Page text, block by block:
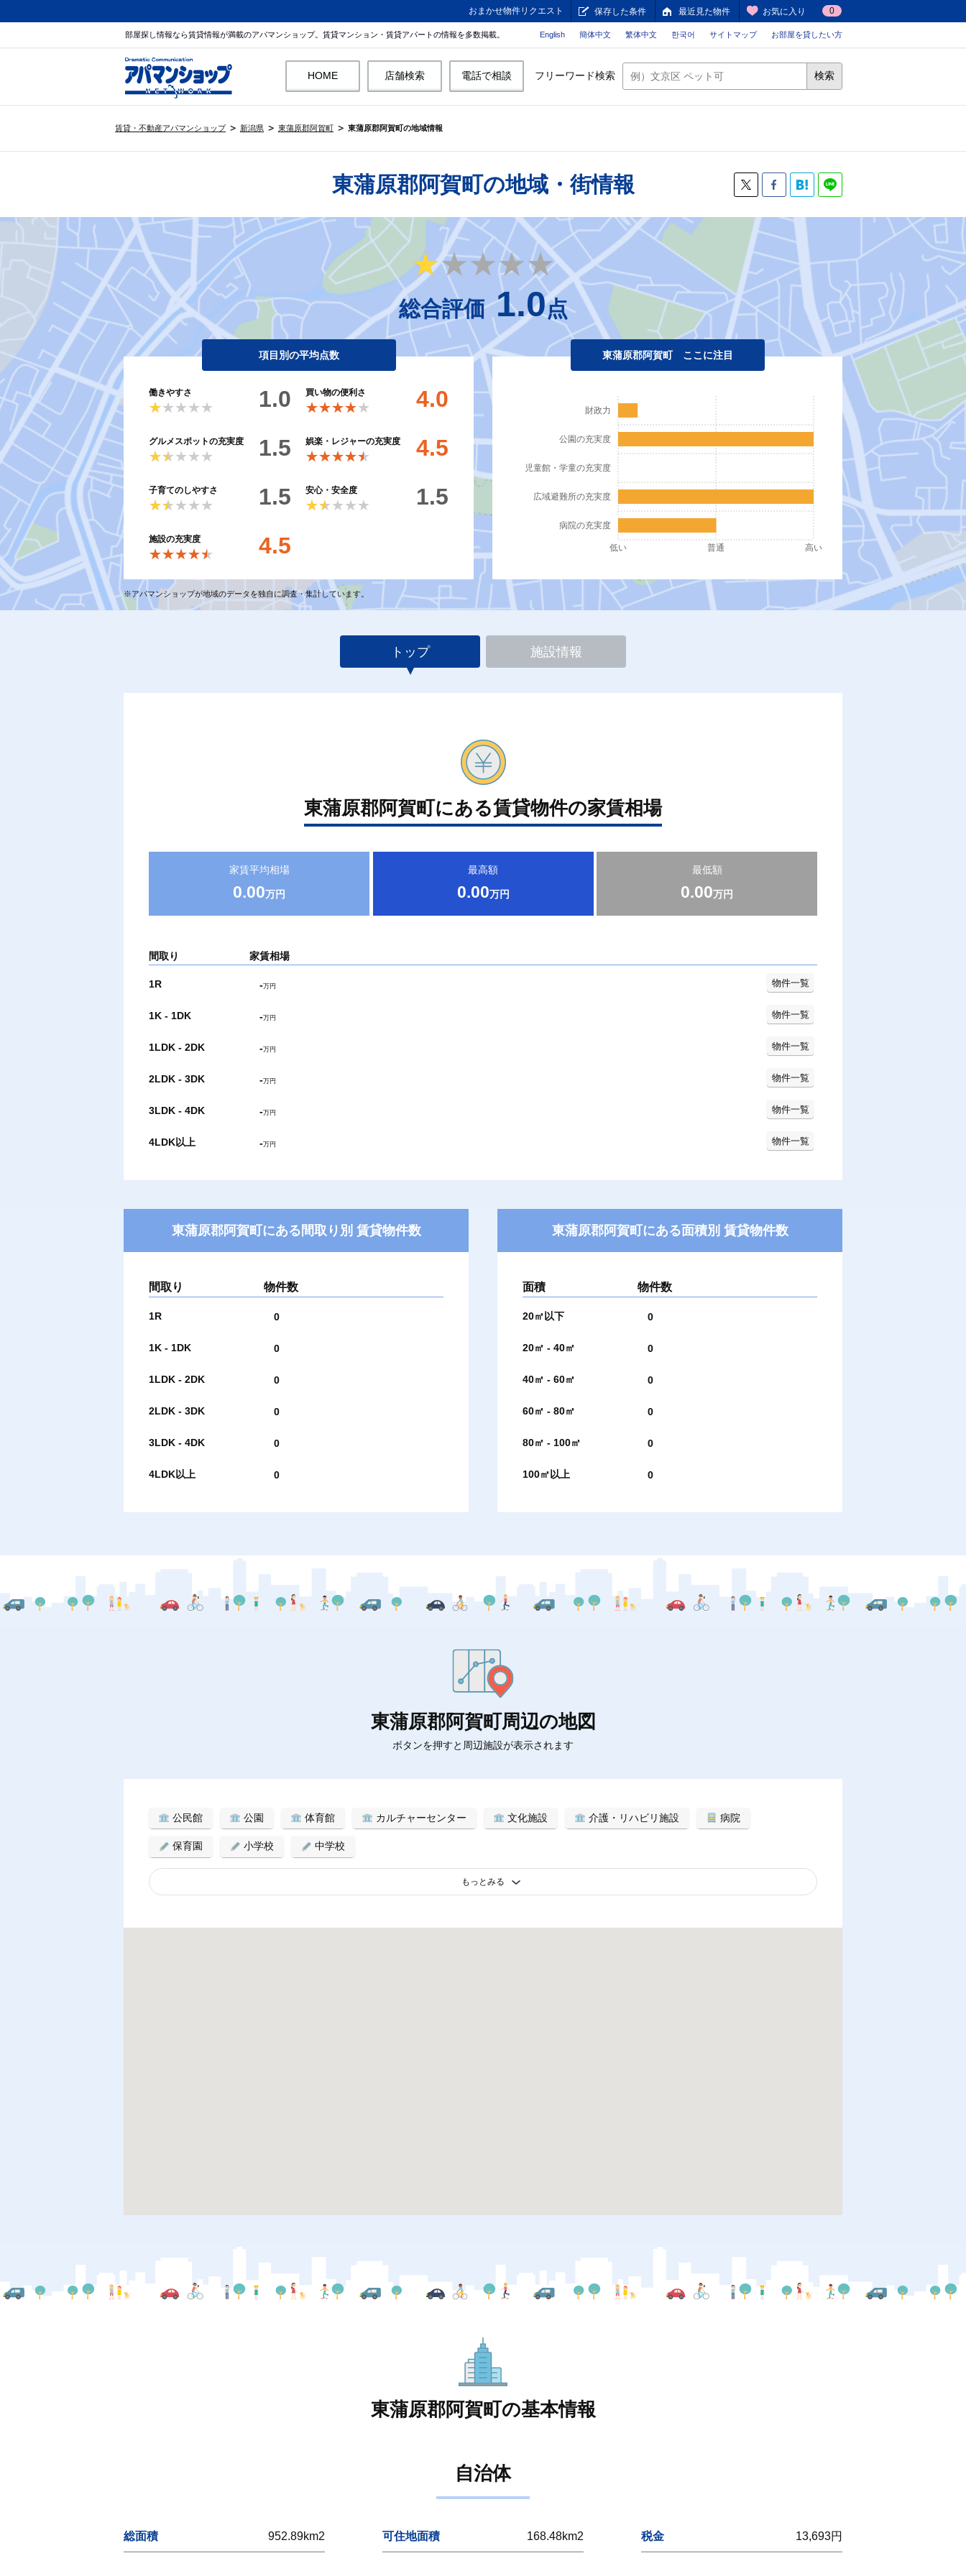
おまかせ物件リクエスト 保存した条件 最近見た物件 お気に入り 0
部屋探し情報なら賃貸情報が満載のアパマンショップ。賃貸マンション・賃貸アパートの情報を多数掲載。 English 簡体中文 繁体中文 한국어 サイトマップ お部屋を貸したい方
HOME 店舗検索 電話で相談 フリーワード検索 検索
賃貸・不動産アパマンショップ 新潟県 東蒲原郡阿賀町 東蒲原郡阿賀町の地域情報
東蒲原郡阿賀町の地域・街情報
★★★★★
★★★★★
総合評価 1.0点
項目別の平均点数
働きやすさ
★★★★★
★★★★★ 1.0 買い物の便利さ
★★★★★
★★★★★ 4.0
グルメスポットの充実度
★★★★★
★★★★★ 1.5 娯楽・レジャーの充実度
★★★★★
★★★★★ 4.5
子育てのしやすさ
★★★★★
★★★★★ 1.5 安心・安全度
★★★★★
★★★★★ 1.5
施設の充実度
★★★★★
★★★★★ 4.5
東蒲原郡阿賀町 ここに注目
病院の充実度
広域避難所の充実度
児童館・学童の充実度
公園の充実度
財政力
低い 普通 高い
※アパマンショップが地域のデータを独自に調査・集計しています。
トップ 施設情報
東蒲原郡阿賀町にある賃貸物件の家賃相場
家賃平均相場
0.00万円
最高額
0.00万円
最低額
0.00万円
間取り 家賃相場
1R -万円 物件一覧
1K - 1DK -万円 物件一覧
1LDK - 2DK -万円 物件一覧
2LDK - 3DK -万円 物件一覧
3LDK - 4DK -万円 物件一覧
4LDK以上 -万円 物件一覧
東蒲原郡阿賀町にある間取り別 賃貸物件数
間取り 物件数
1R 0
1K - 1DK 0
1LDK - 2DK 0
2LDK - 3DK 0
3LDK - 4DK 0
4LDK以上 0
東蒲原郡阿賀町にある面積別 賃貸物件数
面積 物件数
20㎡以下 0
20㎡ - 40㎡ 0
40㎡ - 60㎡ 0
60㎡ - 80㎡ 0
80㎡ - 100㎡ 0
100㎡以上 0
東蒲原郡阿賀町周辺の地図
ボタンを押すと周辺施設が表示されます
公民館 公園 体育館 カルチャーセンター 文化施設 介護・リハビリ施設 病院
保育園 小学校 中学校
もっとみる
東蒲原郡阿賀町の基本情報
自治体
総面積 952.89km2 可住地面積 168.48km2 税金 13,693円